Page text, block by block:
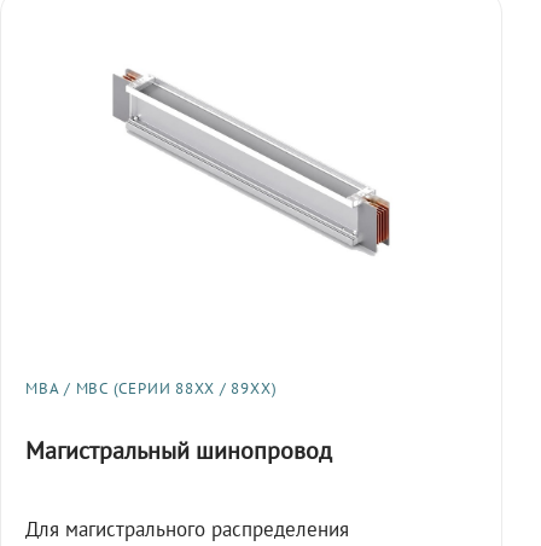
МВА / МВС (СЕРИИ 88XX / 89XX)
Магистральный шинопровод
Для магистрального распределения